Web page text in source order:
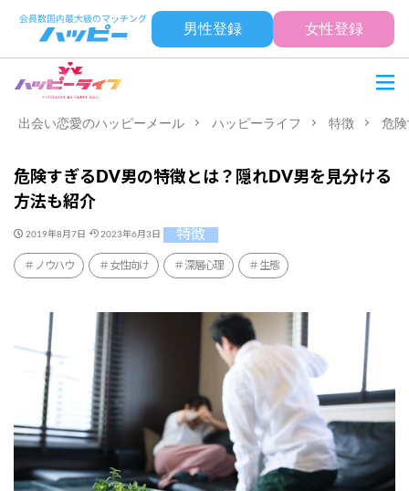
男性登録 女性登録
出会い恋愛のハッピーメール ハッピーライフ 特徴 危
危険すぎるDV男の特徴とは？隠れDV男を見分ける
方法も紹介
2019年8月7日 2023年6月3日 特徴
ノウハウ 女性向け 深層心理 生態